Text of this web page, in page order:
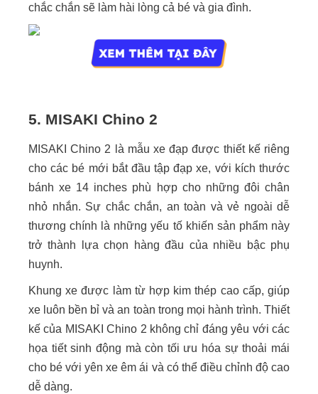
chắc chắn sẽ làm hài lòng cả bé và gia đình.
5. MISAKI Chino 2
MISAKI Chino 2 là mẫu xe đạp được thiết kế riêng
cho các bé mới bắt đầu tập đạp xe, với kích thước
bánh xe 14 inches phù hợp cho những đôi chân
nhỏ nhắn. Sự chắc chắn, an toàn và vẻ ngoài dễ
thương chính là những yếu tố khiến sản phẩm này
trở thành lựa chọn hàng đầu của nhiều bậc phụ
huynh.
Khung xe được làm từ hợp kim thép cao cấp, giúp
xe luôn bền bỉ và an toàn trong mọi hành trình. Thiết
kế của MISAKI Chino 2 không chỉ đáng yêu với các
họa tiết sinh động mà còn tối ưu hóa sự thoải mái
cho bé với yên xe êm ái và có thể điều chỉnh độ cao
dễ dàng.